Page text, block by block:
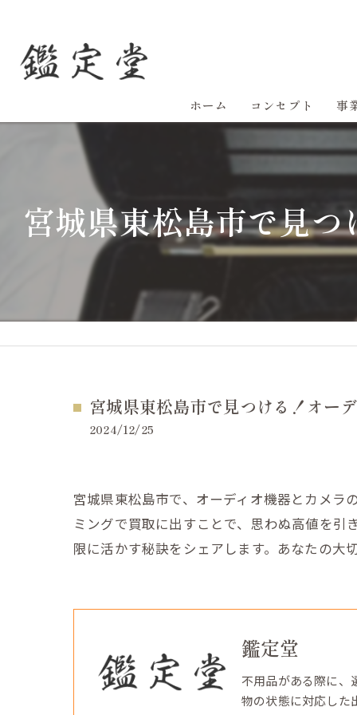
ホーム コンセプト 事
宮城県東松島市で見
宮城県東松島市で見つける！オー
2024/12/25
宮城県東松島市で、オーディオ機器とカメラ
ミングで買取に出すことで、思わぬ高値を
限に活かす秘訣をシェアします。あなたの大
鑑定堂
不用品がある際に、
物の状態に対応した